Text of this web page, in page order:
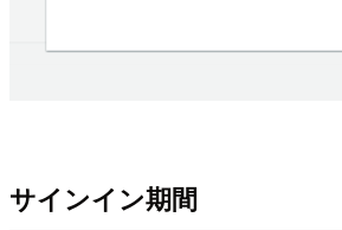
サインイン期間